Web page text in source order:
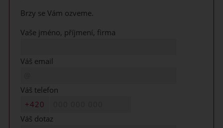
Brzy se Vám ozveme.
Vaše jméno, příjmení, firma
Váš email
Váš telefon
Váš dotaz